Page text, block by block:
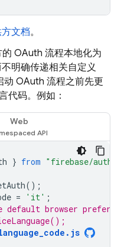
文档。
OAuth 流程本地化为
明确传递相关自定义
OAuth 流程之前先更
代码。例如：
Web
} from "firebase/auth"
();
= 'it' ;
default browser